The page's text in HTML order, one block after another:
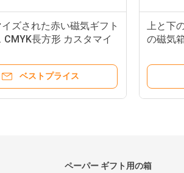
ズされた赤い磁気ギフト
CMYK長方形 カスタマイ
ベストプライス
上と下
の磁気
ペーパー ギフト用の箱